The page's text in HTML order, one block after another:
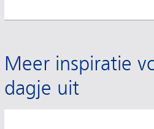
Meer inspiratie
dagje uit